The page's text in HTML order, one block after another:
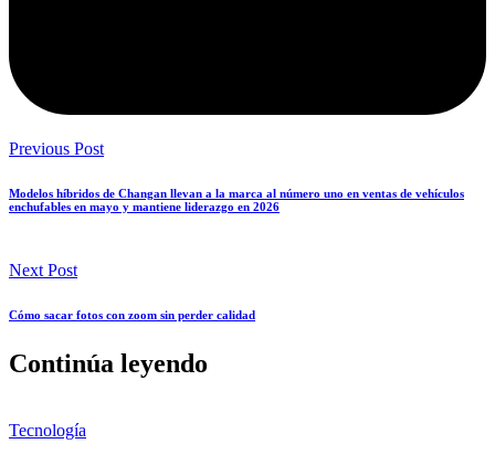
Previous Post
Modelos híbridos de Changan llevan a la marca al número uno en ventas de vehículos
enchufables en mayo y mantiene liderazgo en 2026
Next Post
Cómo sacar fotos con zoom sin perder calidad
Continúa leyendo
Tecnología